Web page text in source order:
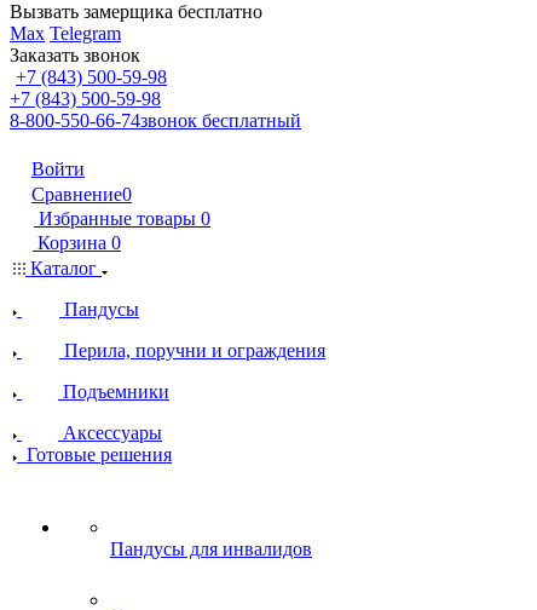
Вызвать замерщика бесплатно
Max Telegram
Заказать звонок
+7 (843) 500-59-98
+7 (843) 500-59-98
8-800-550-66-74звонок бесплатный
Войти
Сравнение0
Избранные товары 0
Корзина 0
Каталог
Пандусы
Перила, поручни и ограждения
Подъемники
Аксессуары
Готовые решения
Пандусы для инвалидов